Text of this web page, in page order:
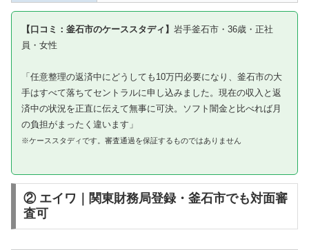
【口コミ：釜石市のケーススタディ】 岩手釜石市・36歳・正社
員・女性
「任意整理の返済中にどうしても10万円必要になり、釜石市の大
手はすべて落ちてセントラルに申し込みました。現在の収入と返
済中の状況を正直に伝えて無事に可決。ソフト闇金と比べれば月
の負担がまったく違います」
※ケーススタディです。審査通過を保証するものではありません
② エイワ｜関東財務局登録・釜石市でも対面審
査可